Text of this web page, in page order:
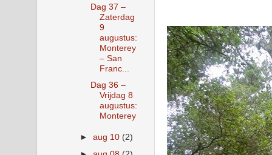
Dag 37 –
Zaterdag
9
augustus:
Monterey
– San
Franc...
Dag 36 –
Vrijdag 8
augustus:
Monterey
► aug 10 (2)